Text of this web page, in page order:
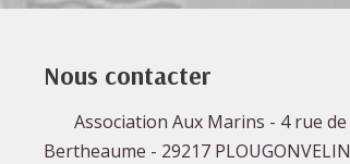
Nous contacter
Association Aux Marins - 4 rue de
Bertheaume - 29217 PLOUGONVELIN